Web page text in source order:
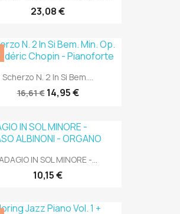
23,08 €
Scherzo N. 2 In Si Bem....
16,61 € 14,95 €
IN SOL MINORE -...
10,15 €